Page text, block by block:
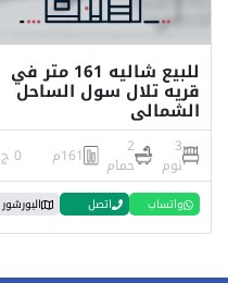
للبيع شاليه 161 متر في
قريه تلال سول الساحل
الشمالي
3
نوم
2
حمام
161م 0 ج.م
واتساب اتصل البورشور